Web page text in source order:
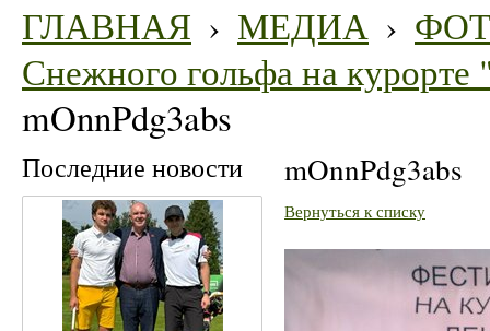
ГЛАВНАЯ › МЕДИА ›
Снежного гольфа на курорте
mOnnPdg3abs
Последние новости mOnnPdg3abs
Вернуться к списку